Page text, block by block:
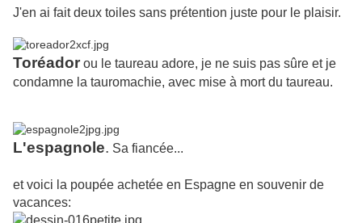
J'en ai fait deux toiles sans prétention juste pour le plaisir.
Toréador ou le taureau adore, je ne suis pas sûre et je
condamne la tauromachie, avec mise à mort du taureau.
L'espagnole. Sa fiancée...
et voici la poupée achetée en Espagne en souvenir de
vacances: